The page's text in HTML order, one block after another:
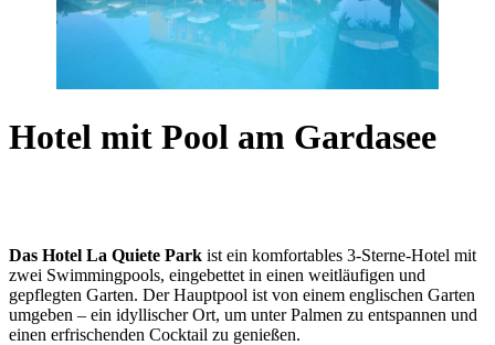
Hotel mit Pool am Gardasee
Das Hotel La Quiete Park ist ein komfortables 3-Sterne-Hotel mit
zwei Swimmingpools, eingebettet in einen weitläufigen und
gepflegten Garten. Der Hauptpool ist von einem englischen Garten
umgeben – ein idyllischer Ort, um unter Palmen zu entspannen und
einen erfrischenden Cocktail zu genießen.